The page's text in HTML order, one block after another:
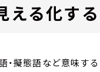
える化する
・擬態語など意味す